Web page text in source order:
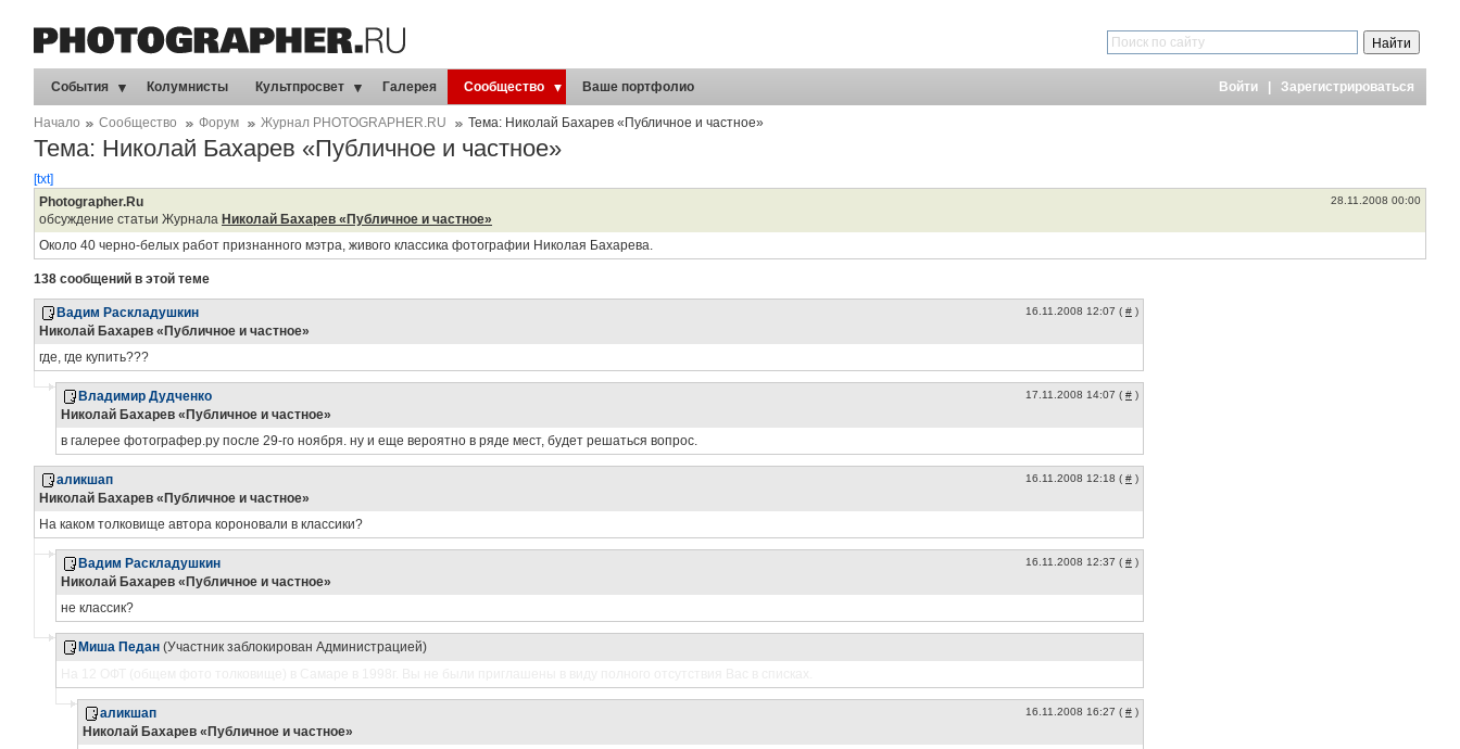
События Колумнисты Культпросвет Галерея Сообщество Ваше портфолио Войти Зарегистрироваться
Начало Сообщество Форум Журнал PHOTOGRAPHER.RU Тема: Николай Бахарев «Публичное и частное»
Тема: Николай Бахарев «Публичное и частное»
[txt]
Photographer.Ru
обсуждение статьи Журнала Николай Бахарев «Публичное и частное»
28.11.2008 00:00
Около 40 черно-белых работ признанного мэтра, живого классика фотографии Николая Бахарева.
138 сообщений в этой теме
Вадим Раскладушкин
Николай Бахарев «Публичное и частное»
16.11.2008 12:07 ( # )
где, где купить???
Владимир Дудченко
Николай Бахарев «Публичное и частное»
17.11.2008 14:07 ( # )
в галерее фотографер.ру после 29-го ноября. ну и еще вероятно в ряде мест, будет решаться вопрос.
аликшап
Николай Бахарев «Публичное и частное»
16.11.2008 12:18 ( # )
На каком толковище автора короновали в классики?
Вадим Раскладушкин
Николай Бахарев «Публичное и частное»
16.11.2008 12:37 ( # )
не классик?
Миша Педан (Участник заблокирован Администрацией)
аликшап
Николай Бахарев «Публичное и частное»
16.11.2008 16:27 ( # )